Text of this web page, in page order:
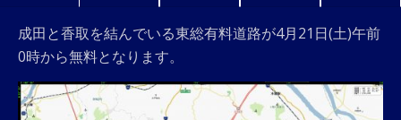
成田と香取を結んでいる東総有料道路が4月21日(土)午前
0時から無料となります。